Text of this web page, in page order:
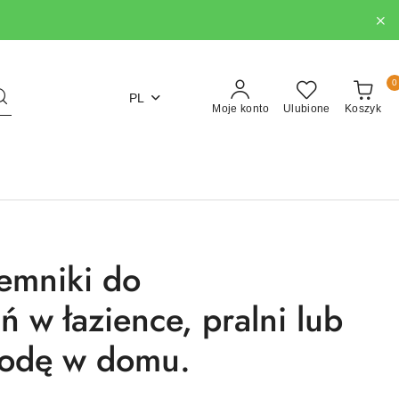
PL
Moje konto Ulubione Koszyk
0
do
w łazience, pralni lub
w domu.